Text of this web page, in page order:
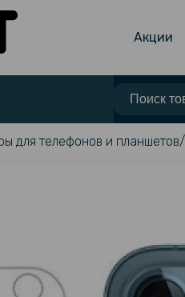
Акции
для телефонов и планшетов